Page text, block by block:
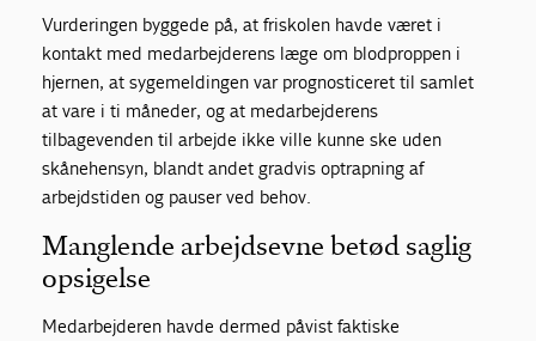
Vurderingen byggede på, at friskolen havde været i
kontakt med medarbejderens læge om blodproppen i
hjernen, at sygemeldingen var prognosticeret til samlet
at vare i ti måneder, og at medarbejderens
tilbagevenden til arbejde ikke ville kunne ske uden
skånehensyn, blandt andet gradvis optrapning af
arbejdstiden og pauser ved behov.
Manglende arbejdsevne betød saglig
opsigelse
Medarbejderen havde dermed påvist faktiske